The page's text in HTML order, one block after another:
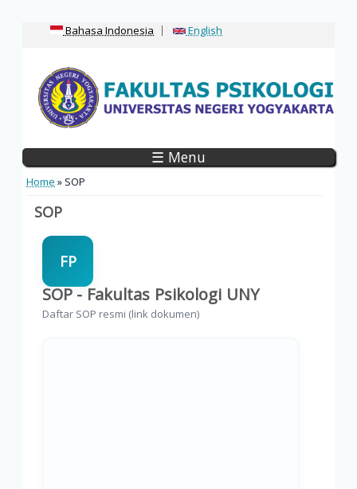
Bahasa Indonesia English
☰ Menu
You are here
Home » SOP
SOP
FP
SOP - Fakultas Psikologi UNY
Daftar SOP resmi (link dokumen)